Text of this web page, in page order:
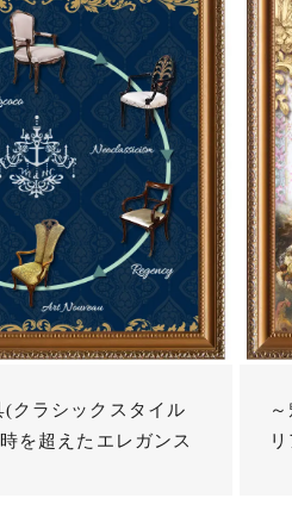
(クラシックスタイル
を超えたエレガンス